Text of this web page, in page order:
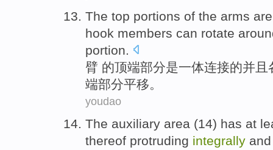
The top portions of the arms are
hook members can rotate
portion
臂 的顶端部分是一体连接的并且
端部分平移。
youdao
The auxiliary area (14) has at
thereof protruding integrally